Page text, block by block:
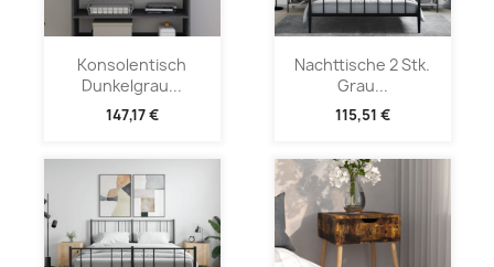
Konsolentisch
Dunkelgrau...
147,17 €
Nachttische 2 Stk.
Grau...
115,51 €